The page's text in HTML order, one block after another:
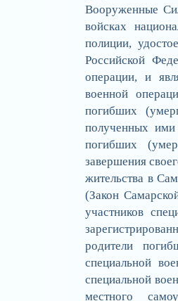
Вооруженные
войсках
полиции,
Российской
операции, и
военной
погибших
полученных
погибших
завершения
жительства в
(Закон
участников
родители
специальной
специальной
местного